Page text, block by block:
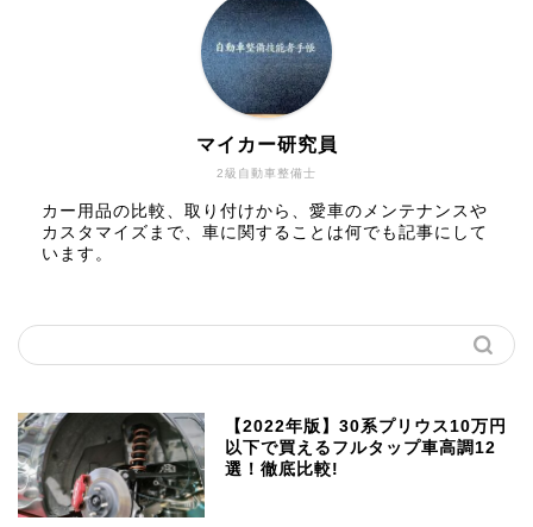
2級自動車整備士
マイカー研究員
カー用品の比較、取り付けから、愛車のメンテナンスや
カスタマイズまで、車に関することは何でも記事にして
います。
【2022年版】30系プリウス10万円
以下で買えるフルタップ車高調12
選！徹底比較!